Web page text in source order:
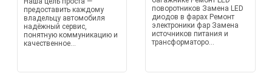
предоставить каждому
владельцу автомобиля
надёжный сервис,
понятную коммуникацию и
качественное...
поворотников Замена LED
диодов в фарах Ремонт
электроники фар Замена
источников питания и
трансформаторо...